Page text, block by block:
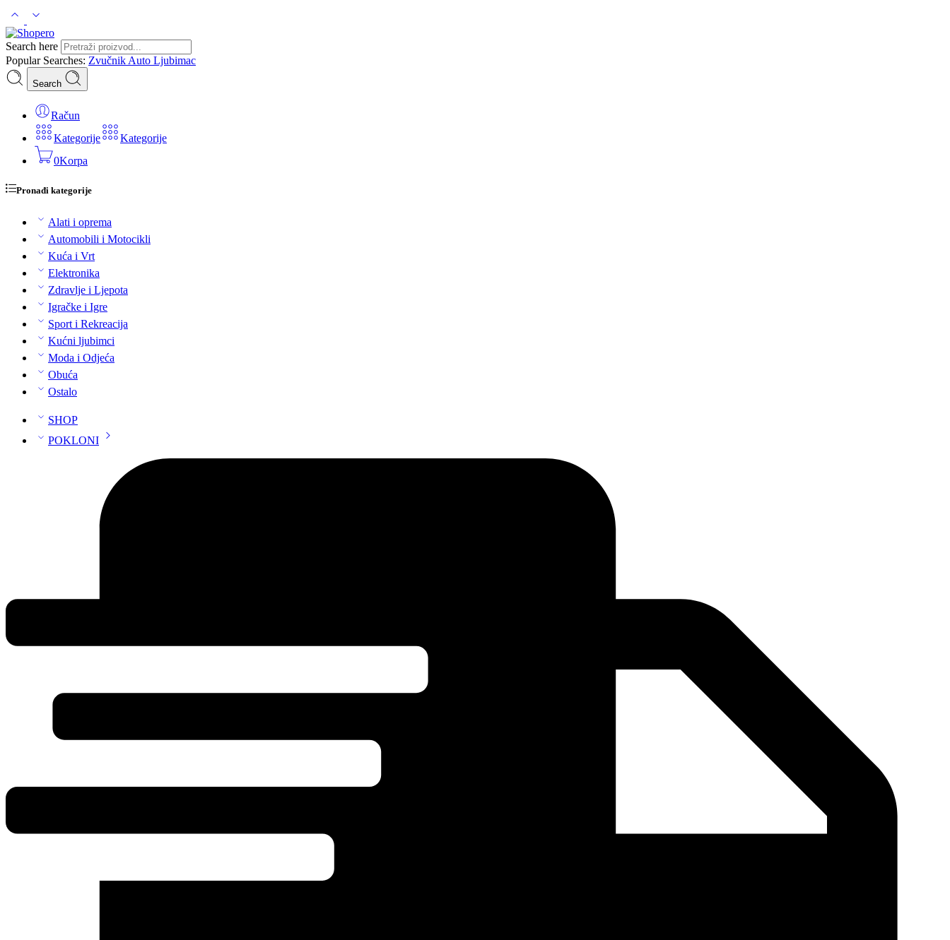
Search here
Popular Searches: Zvučnik Auto Ljubimac
Search
Račun
Kategorije
Kategorije
0Korpa
Pronađi kategorije
Alati i oprema
Automobili i Motocikli
Kuća i Vrt
Elektronika
Zdravlje i Ljepota
Igračke i Igre
Sport i Rekreacija
Kućni ljubimci
Moda i Odjeća
Obuća
Ostalo
SHOP
POKLONI